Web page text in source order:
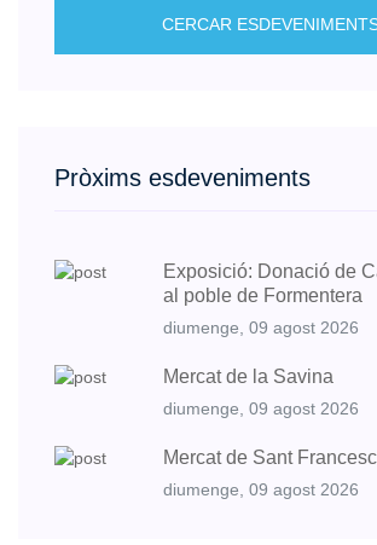
CERCAR
Pròxims esdeveniments
Exposició: Donació de
al poble de Formentera
diumenge, 09 agost 2026
Mercat de la Savina
diumenge, 09 agost 2026
Mercat de Sant Francesc
diumenge, 09 agost 2026